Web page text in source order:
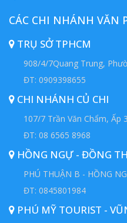
CÁC CHI NHÁNH VĂN
TRỤ SỞ TPHCM
908/4/7Quang Trung,
ĐT: 0909398655
CHI NHÁNH CỦ CHI
107/7 Trần Văn Chẩm, Ấp
ĐT: 08 6565 8968
HỒNG NGỰ - ĐỒNG
PHÚ THUẬN B - HỒNG
ĐT: 0845801984
PHÚ MỸ TOURIST -